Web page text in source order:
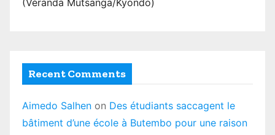
(Véranda Mutsanga/Kyondo)
Recent Comments
Aimedo Salhen on Des étudiants saccagent le
bâtiment d’une école à Butembo pour une raison